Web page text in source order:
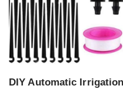
DIY Automatic